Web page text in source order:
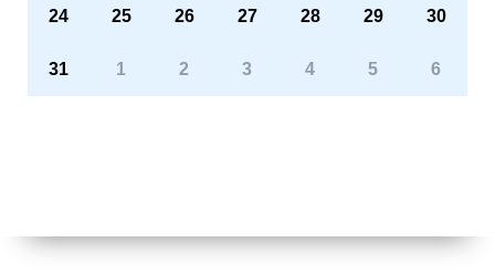
24 25 26 27 28 29 30
31 1 2 3 4 5 6